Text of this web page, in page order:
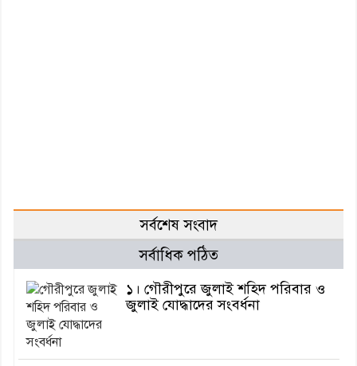
সর্বশেষ সংবাদ
সর্বাধিক পঠিত
১। গৌরীপুরে জুলাই শহিদ পরিবার ও
জুলাই যোদ্ধাদের সংবর্ধনা